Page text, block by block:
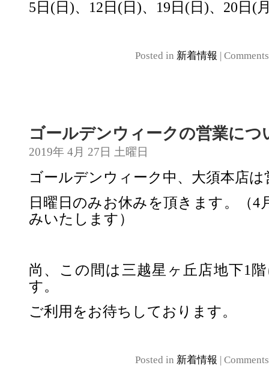
5日(日)、12日(日)、19日(日)、20日(
Posted in 新着情報
ゴールデンウィークの営業につ
2019年 4月 27日 土曜日
ゴールデンウィーク中、大須本店は
日曜日のみお休みを頂きます。（
みいたします）
尚、この間は三越星ヶ丘店地下1
す。
ご利用をお待ちしております。
Posted in 新着情報